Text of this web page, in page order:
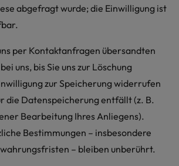
abgefragt wurde; die Einwilligung ist
per Kontaktanfragen übersandten
uns, bis Sie uns zur Löschung
zur Speicherung widerrufen
die Datenspeicherung entfällt (z. B.
Bearbeitung Ihres Anliegens).
Bestimmungen – insbesondere
– bleiben unberührt.